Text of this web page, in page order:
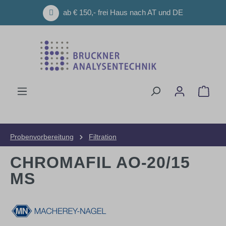
Zum Hauptinhalt springenab € 150,- frei Haus nach AT und DE
Probenvorbereitung Filtration
CHROMAFIL AO-20/15
MS